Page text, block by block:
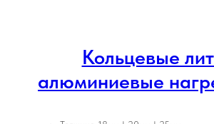
Кольцевые
алюминиевые